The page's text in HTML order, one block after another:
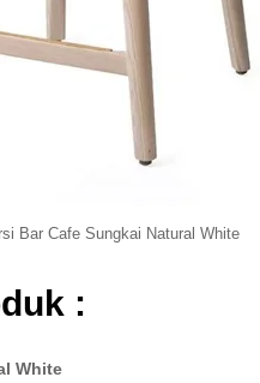
Bar Cafe Sungkai Natural White
:
White